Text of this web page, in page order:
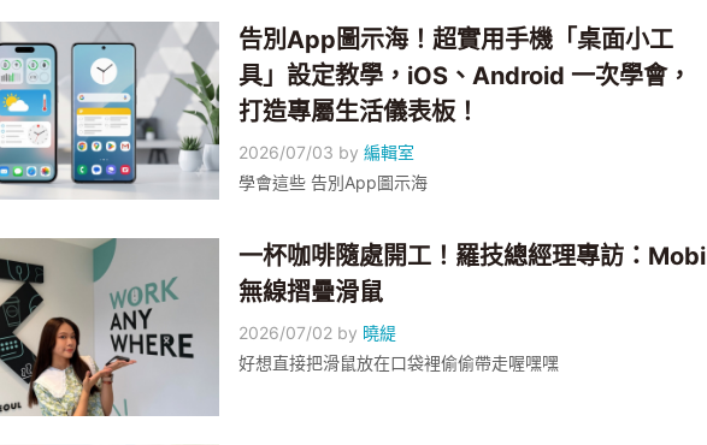
全、收到可疑訊息該怎麼處理，照著檢查一遍，網購更安心。
告別App圖示海！超實用手機「桌面小工
具」設定教學，iOS、Android 一次學會，
打造專屬生活儀表板！
2026/07/03 by編輯室
學會這些 告別App圖示海
一杯咖啡隨處開工！羅技總經理專訪：Mobi
無線摺疊滑鼠
2026/07/02 by 曉緹
好想直接把滑鼠放在口袋裡偷偷帶走喔嘿嘿